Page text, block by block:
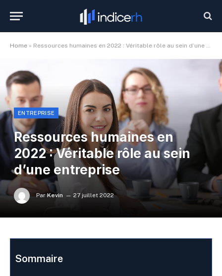
Home » Ressources humaines en 2022 : Véritable rôle au sein d’une entreprise
ENTREPRISE
Ressources humaines en
2022 : Véritable rôle au sein
d’une entreprise
Par Kevin 27 juillet 2022
Sommaire